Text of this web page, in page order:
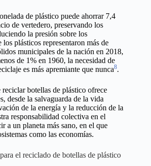
de plástico puede ahorrar 7,4
de vertedero, preservando los
la presión sobre los
los plásticos representaron más de
municipales de la nación en 2018,
de 1% en 1960, la necesidad de
es más apremiante que nunca8.
botellas de plástico ofrece
desde la salvaguarda de la vida
de la energía y la reducción de la
responsabilidad colectiva en el
a un planeta más sano, en el que
como las economías.
el reciclado de botellas de plástico